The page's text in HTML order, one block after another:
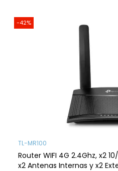
-42%
TL-MR100
Router WIFI 4G 2.4Ghz, x2
x2 Antenas Internas y x2